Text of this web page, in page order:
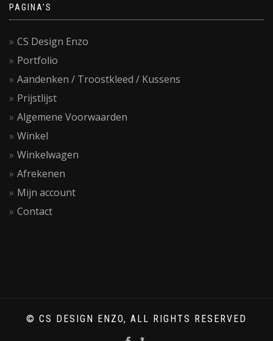
PAGINA’S
CS Design Enzo
Portfolio
Aandenken / Troostkleed / Kussens
Prijstlijst
Algemene Voorwaarden
Winkel
Winkelwagen
Afrekenen
Mijn account
Contact
© CS DESIGN ENZO, ALL RIGHTS RESERVED